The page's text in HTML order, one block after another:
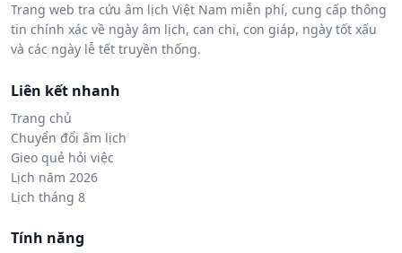
Trang web tra cứu âm lịch Việt Nam miễn phí, cung cấp thông
tin chính xác về ngày âm lịch, can chi, con giáp, ngày tốt xấu
và các ngày lễ tết truyền thống.
Liên kết nhanh
Trang chủ
Chuyển đổi âm lịch
Gieo quẻ hỏi việc
Lịch năm 2026
Lịch tháng 8
Tính năng